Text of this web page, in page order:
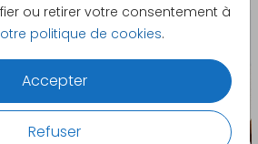
ou retirer votre consentement à
politique de cookies.
Accepter
Refuser